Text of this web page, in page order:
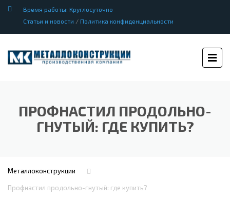
Время работы: Круглосуточно
Статьи и новости / Политика конфиденциальности
ПРОФНАСТИЛ ПРОДОЛЬНО-
ГНУТЫЙ: ГДЕ КУПИТЬ?
Металлоконструкции
Профнастил продольно-гнутый: где купить?